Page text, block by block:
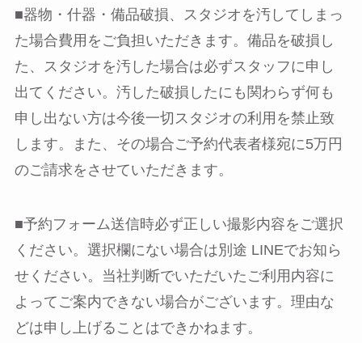
■器物・什器・備品破損、スタジオを汚してしまっ
た場合費用をご負担いただきます。備品を破損し
た、スタジオを汚した場合は必ずスタッフに申し
出てください。汚した破損したにも関わらず何も
申し出ない方は今後一切スタジオの利用を禁止致
します。また、その場合ご予約代表者様宛に5万円
のご請求をさせていただきます。
■予約フォーム送信時必ず正しい撮影内容をご選択
ください。選択欄にない場合は別途 LINEでお知ら
せください。当社判断でいただいたご利用内容に
よってご案内できない場合がございます。理由な
どは申し上げることはできかねます。